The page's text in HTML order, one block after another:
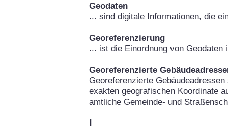
Geodaten
... sind digitale Informationen, die
Georeferenzierung
... ist die Einordnung von
Georeferenzierte
Georeferenzierte
exakten geografischen Koordinate
amtliche Gemeinde- und
I